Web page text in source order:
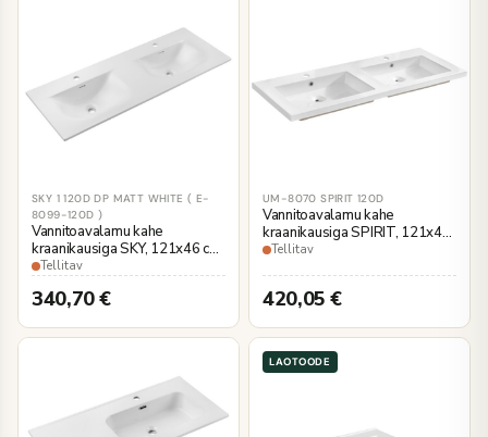
SKY 1 120D DP MATT WHITE ( E-
8099-120D )
Vannitoavalamu kahe
kraanikausiga SKY, 121x46 cm,
valge matt keraamika
Tellitav
340,70€
UM-8070 SPIRIT 120D
Vannitoavalamu kahe
kraanikausiga SPIRIT, 121x46
cm, valge keraamika
Tellitav
420,05€
LAOTOODE